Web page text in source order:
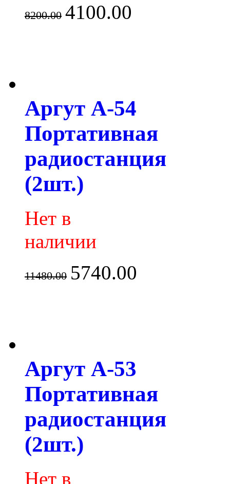
8200.00 4100.00
Аргут А-54
Портативная
радиостанция
(2шт.)
Нет в
наличии
11480.00 5740.00
Аргут А-53
Портативная
радиостанция
(2шт.)
Нет в